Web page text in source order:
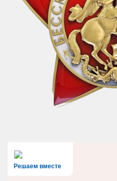
Решаем вместе